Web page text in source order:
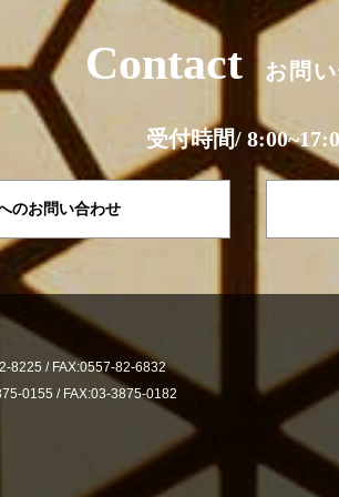
Contact お問
受付時間/
のお問い合わせ
8225 / FAX:0557-82-6832
0155 / FAX:03-3875-0182